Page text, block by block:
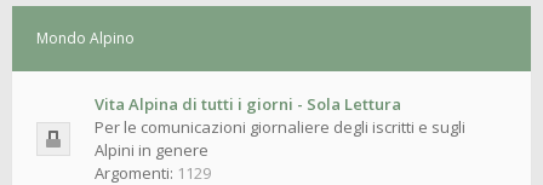
Mondo Alpino
Vita Alpina di tutti i giorni - Sola Lettura
Per le comunicazioni giornaliere degli iscritti e sugli
Alpini in genere
Argomenti: 1129